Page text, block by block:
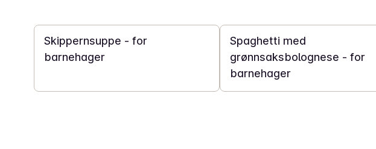
Skippernsuppe - for
barnehager
Spaghetti med
grønnsaksbolognese - for
barnehager